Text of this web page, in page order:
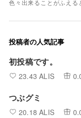
色々出来ることがふえる
投稿者の人気記事
初投稿です。
23.43 ALIS
つぶグミ
20.18 ALIS